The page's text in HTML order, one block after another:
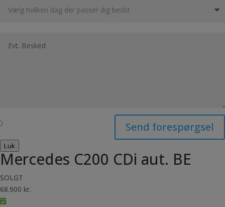
Send forespørgsel
Luk
Mercedes C200 CDi aut. BE
SOLGT
68.900 kr.